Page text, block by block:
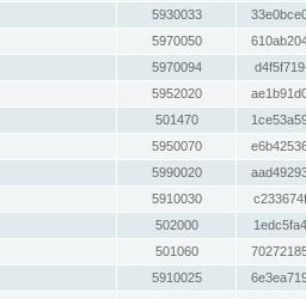
5930033
5970050
5970094
5952020
501470
5950070
5990020
5910030
502000
501060
5910025